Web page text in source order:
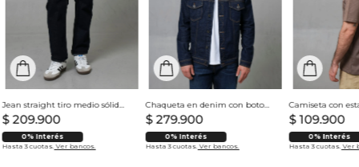
Jean straight tiro medio sólido para hombre
$ 209.900
0% Interés
Hasta 3 cuotas. Ver bancos.
Chaqueta en denim con botones para hombre
$ 279.900
0% Interés
Hasta 3 cuotas. Ver bancos.
$ 109.900
0% Interés
Hasta 3 cuotas. Ver